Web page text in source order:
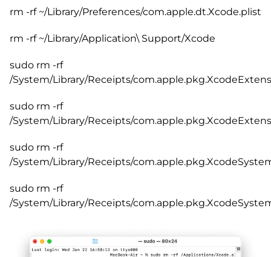
rm -rf ~/Library/Preferences/com.apple.dt.Xcode.plist
rm -rf ~/Library/Application\ Support/Xcode
sudo rm -rf
/System/Library/Receipts/
sudo rm -rf
/System/Library/Receipts/
sudo rm -rf
/System/Library/Receipts/
sudo rm -rf
/System/Library/Receipts/